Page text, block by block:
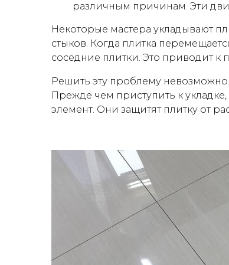
различным причинам. Эти
Некоторые мастера укладывают
стыков. Когда плитка
соседние плитки. Это приводит к
Решить эту проблему
Прежде чем приступить к
элемент. Они защитят плитку от